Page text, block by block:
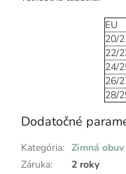
EU
20/
22/
24/
26/
28/
Dodatočné
Kategória: Zimná obuv
Záruka:
2 roky